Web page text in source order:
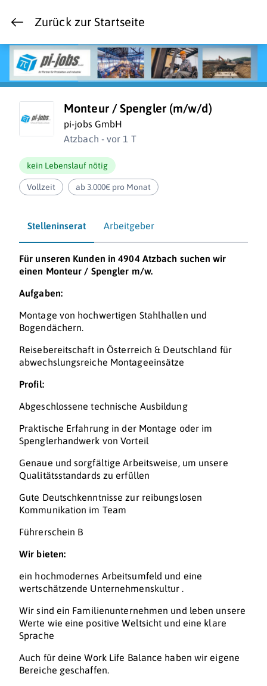
Zurück zur Startseite
Monteur / Spengler (m/w/d)
pi-jobs GmbH
Atzbach - vor 1 T
kein Lebenslauf nötig
Vollzeit ab 3.000€ pro Monat
Stelleninserat Arbeitgeber
Für unseren Kunden in 4904 Atzbach suchen wir
einen Monteur / Spengler m/w.
Aufgaben:
Montage von hochwertigen Stahlhallen und
Bogendächern.
Reisebereitschaft in Österreich & Deutschland für
abwechslungsreiche Montageeinsätze
Profil:
Abgeschlossene technische Ausbildung
Praktische Erfahrung in der Montage oder im
Spenglerhandwerk von Vorteil
Genaue und sorgfältige Arbeitsweise, um unsere
Qualitätsstandards zu erfüllen
Gute Deutschkenntnisse zur reibungslosen
Kommunikation im Team
Führerschein B
Wir bieten:
ein hochmodernes Arbeitsumfeld und eine
wertschätzende Unternehmenskultur .
Wir sind ein Familienunternehmen und leben unsere
Werte wie eine positive Weltsicht und eine klare
Sprache
Auch für deine Work Life Balance haben wir eigene
Bereiche geschaffen.